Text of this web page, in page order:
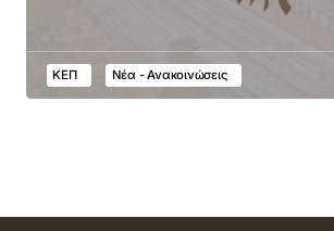
ΚΕΠ Νέα - Ανακοινώσεις